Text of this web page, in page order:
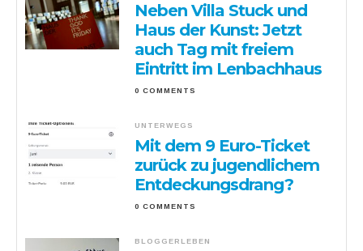
Neben Villa Stuck und
Haus der Kunst: Jetzt
auch Tag mit freiem
Eintritt im Lenbachhaus
0 COMMENTS
UNTERWEGS
Mit dem 9 Euro-Ticket
zurück zu jugendlichem
Entdeckungsdrang?
0 COMMENTS
BLOGGERLEBEN